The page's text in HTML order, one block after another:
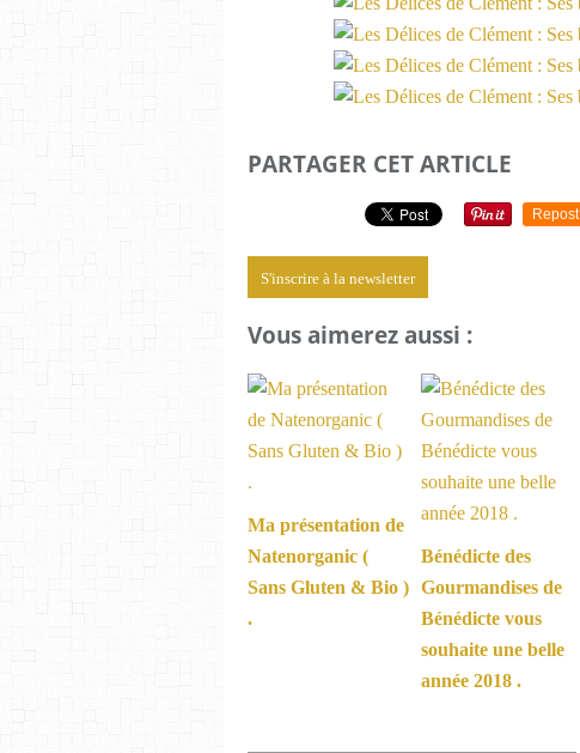
PARTAGER CET ARTICLE
Repost
S'inscrire à la newsletter
Vous aimerez aussi :
Ma présentation de
Natenorganic (
Sans Gluten & Bio )
.
Bénédicte des
Gourmandises de
Bénédicte vous
souhaite une belle
année 2018 .